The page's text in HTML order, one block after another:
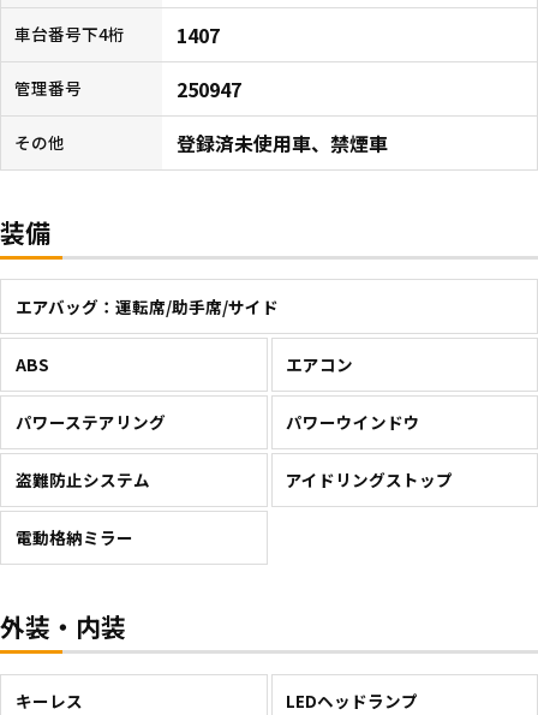
車台番号下4桁 1407
管理番号 250947
その他 登録済未使用車、禁煙車
装備
エアバッグ：運転席/助手席/サイド
ABS エアコン
パワーステアリング パワーウインドウ
盗難防止システム アイドリングストップ
電動格納ミラー
外装・内装
キーレス LEDヘッドランプ